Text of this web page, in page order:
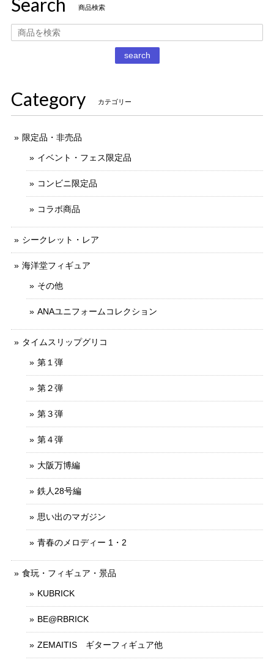
丁寧な梱包で本日受け取りました。 だるまストーブ探してた
のでとても嬉しいです 扇風機もブタの蚊取り線香も可愛いで
Search 商品検索
search
Category カテゴリー
限定品・非売品
イベント・フェス限定品
コンビニ限定品
コラボ商品
シークレット・レア
海洋堂フィギュア
その他
ANAユニフォームコレクション
タイムスリップグリコ
第１弾
第２弾
第３弾
第４弾
大阪万博編
鉄人28号編
思い出のマガジン
青春のメロディー 1・2
食玩・フィギュア・景品
KUBRICK
BE@RBRICK
ZEMAITIS ギターフィギュア他